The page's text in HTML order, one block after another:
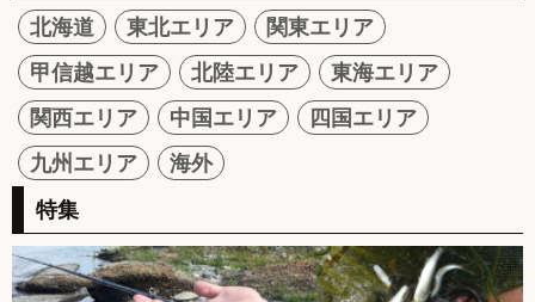
北海道 東北エリア
関東エリア
甲信越エリア
北陸エリア
東海エリア
関西エリア
中国エリア
四国エリア
九州エリア
海外
特集